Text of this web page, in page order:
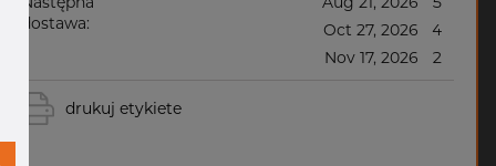
dostawa:
Oct 27, 2026
4
Nov 17, 2026
2
drukuj etykiete